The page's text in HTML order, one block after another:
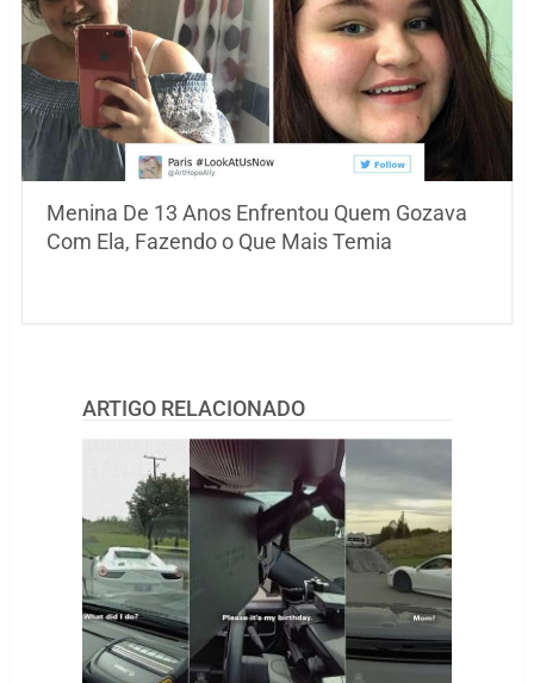
Menina De 13 Anos Enfrentou Quem Gozava
Com Ela, Fazendo o Que Mais Temia
ARTIGO RELACIONADO